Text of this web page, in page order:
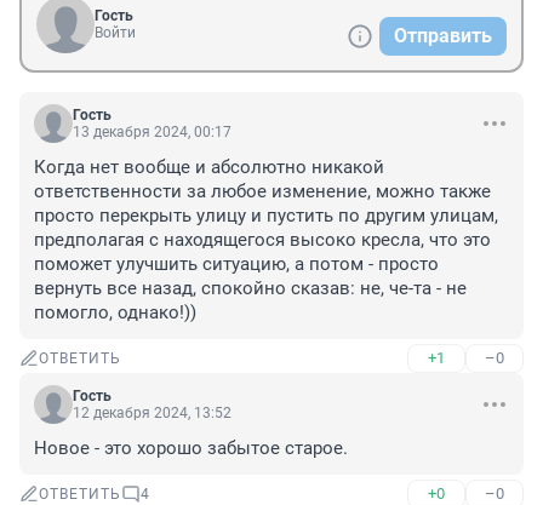
Гость
Войти
Отправить
Гость
13 декабря 2024, 00:17
Когда нет вообще и абсолютно никакой
ответственности за любое изменение, можно также
просто перекрыть улицу и пустить по другим улицам,
предполагая с находящегося высоко кресла, что это
поможет улучшить ситуацию, а потом - просто
вернуть все назад, спокойно сказав: не, че-та - не
помогло, однако!))
ОТВЕТИТЬ +1 –0
Гость
12 декабря 2024, 13:52
Новое - это хорошо забытое старое.
ОТВЕТИТЬ 4 +0 –0